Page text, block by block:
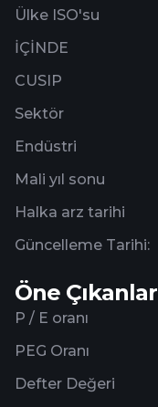
Ülke ISO'su
İÇİNDE
CUSIP
Sektör
Endüstri
Mali yıl sonu
Halka arz tarihi
Güncelleme Tarihi:
Öne Çıkanlar
P / E oranı
PEG Oranı
Defter Değeri